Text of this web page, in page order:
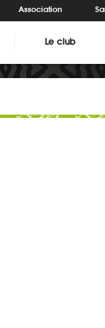
Association
Le club